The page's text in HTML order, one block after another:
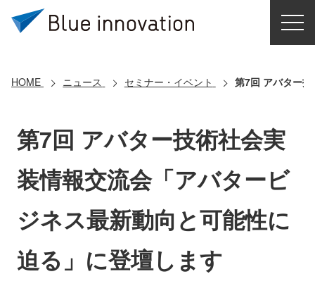
導入事例
コアテクノロジー
クラウドモビリティ研究所
HOME ニュース セミナー・イベント 第7回 アバター
第7回 アバター技術社会実
装情報交流会「アバタービ
ジネス最新動向と可能性に
迫る」に登壇します